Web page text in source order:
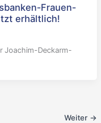
Frauen-
erhältlich!
Joachim-Deckarm-
Weiter →